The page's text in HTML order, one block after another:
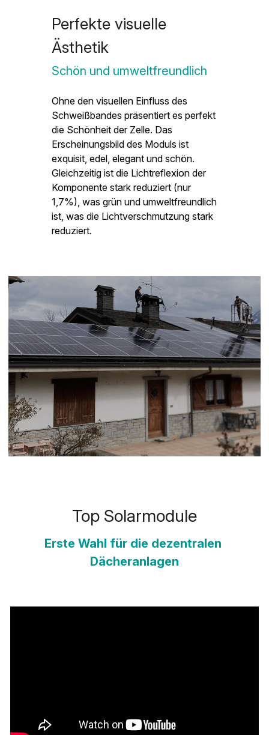
Perfekte visuelle
Ästhetik
Schön und umweltfreundlich
Ohne den visuellen Einfluss des
Schweißbandes präsentiert es perfekt
die Schönheit der Zelle. Das
Erscheinungsbild des Moduls ist
exquisit, edel, elegant und schön.
Gleichzeitig ist die Lichtreflexion der
Komponente stark reduziert (nur
1,7%), was grün und umweltfreundlich
ist, was die Lichtverschmutzung stark
reduziert.
Top Solarmodule
Erste Wahl für die dezentralen
Dächeranlagen